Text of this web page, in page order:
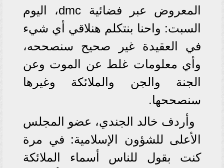
المعروض عبر فضائية dmc، اليوم
السبت: واحنا بنتكلم هنلاقي أي شيء
في العقيدة غير صحيح سنصححه،
وأي معلومات غلط عن الموت وعن
الجنة والجن والملائكة وغيرها
سنصححها.
وأردف خالد الجندي، عضو المجلس
الأعلى للشؤون الإسلامية: في مرة
كنت بقول للناس أسماء الملائكة